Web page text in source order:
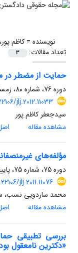
نویسنده =کاظم
تعداد مقالات:
3
حمایت از مضطر در
دوره 76، شماره 80، زمستان 1391، صفحه
jlj.2012.11033
سیدجعفر کاظم پور
مشاهده مقاله
مؤلفه‌های
دوره 75، شماره 75، پاییز 1390، صفحه
jlj.2011.11076
محمد ساردویی نسب،
مشاهده مقاله
بررسی تطبیقی
«دکترین نامعقول